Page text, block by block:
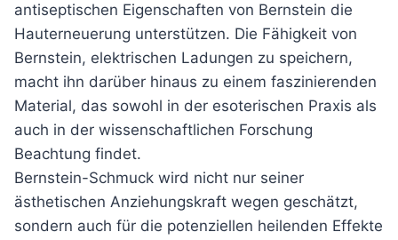
antiseptischen Eigenschaften von Bernstein die
Hauterneuerung unterstützen. Die Fähigkeit von
Bernstein, elektrischen Ladungen zu speichern,
macht ihn darüber hinaus zu einem faszinierenden
Material, das sowohl in der esoterischen Praxis als
auch in der wissenschaftlichen Forschung
Beachtung findet.
Bernstein-Schmuck wird nicht nur seiner
ästhetischen Anziehungskraft wegen geschätzt,
sondern auch für die potenziellen heilenden Effekte